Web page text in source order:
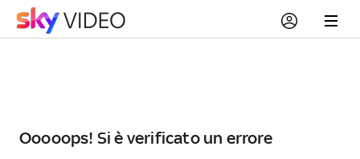
Ooooops! Si è verificato un errore